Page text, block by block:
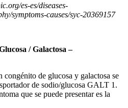
es-es/diseases-
symptoms-causes/syc-20369157
/ Galactosa –
de glucosa y galactosa se
de sodio/glucosa GALT 1.
que se puede presentar es la